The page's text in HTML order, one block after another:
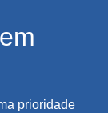
prioridade